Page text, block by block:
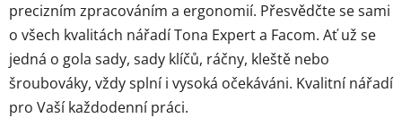
precizním zpracováním a ergonomií. Přesvědčte se sami
o všech kvalitách nářadí Tona Expert a Facom. Ať už se
jedná o gola sady, sady klíčů, ráčny, kleště nebo
šroubováky, vždy splní i vysoká očekáváni. Kvalitní nářadí
pro Vaší každodenní práci.